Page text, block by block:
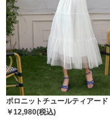
ポロニットチュールティアー
￥12,980(税込)